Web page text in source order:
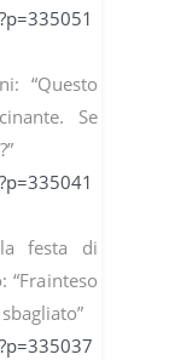
“Questo
Se
festa di
“Frainteso